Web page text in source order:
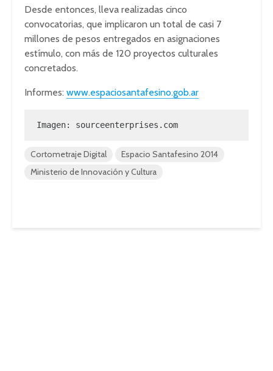
Desde entonces, lleva realizadas cinco
convocatorias, que implicaron un total de casi 7
millones de pesos entregados en asignaciones
estímulo, con más de 120 proyectos culturales
concretados.
Informes: www.espaciosantafesino.gob.ar
Imagen: sourceenterprises.com
Cortometraje Digital
Espacio Santafesino 2014
Ministerio de Innovación y Cultura